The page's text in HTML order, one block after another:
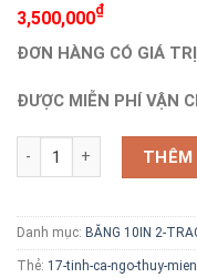
3,500,000₫
ĐƠN HÀNG CÓ GIÁ
ĐƯỢC MIỄN PHÍ VẬN
NGÔ THỤY MIÊN số lượng
THÊM
Danh mục: BĂNG 10IN 2-
Thẻ: 17-tinh-ca-ngo-thuy-mien